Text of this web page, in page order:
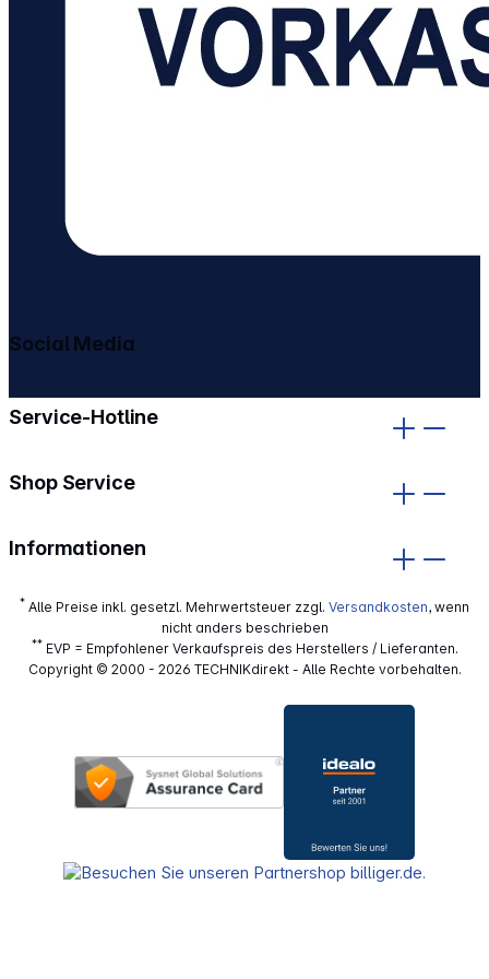
Service-Hotline
Shop Service
Informationen
Social Media
* Alle Preise inkl. gesetzl. Mehrwertsteuer zzgl. Versandkosten, wenn
nicht anders beschrieben
**EVP = Empfohlener Verkaufspreis des Herstellers / Lieferanten.
Copyright © 2000 - 2026 TECHNIKdirekt - Alle Rechte vorbehalten.